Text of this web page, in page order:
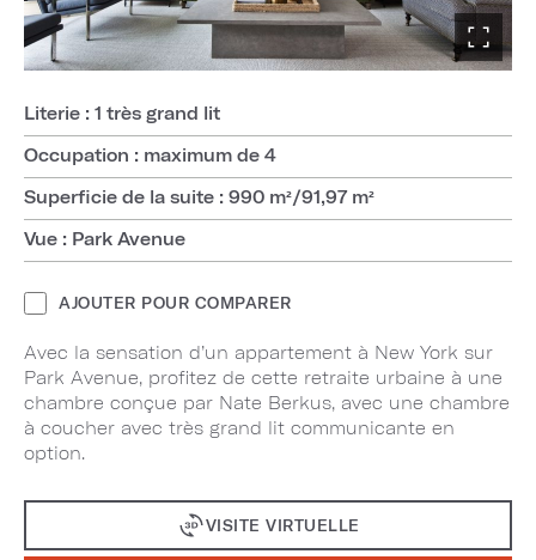
Literie : 1 très grand lit
Occupation : maximum de 4
Superficie de la suite : 990 m²/91,97 m²
Vue : Park Avenue
AJOUTER POUR COMPARER
Avec la sensation d’un appartement à New York sur
Park Avenue, profitez de cette retraite urbaine à une
chambre conçue par Nate Berkus, avec une chambre
à coucher avec très grand lit communicante en
option.
VISITE VIRTUELLE